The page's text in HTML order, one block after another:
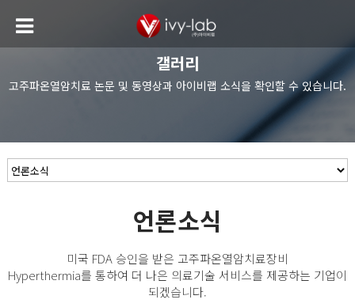
갤러리
고주파온열암치료 논문 및 동영상과 아이비랩 소식을 확인할 수 있습니다.
언론소식
미국 FDA 승인을 받은 고주파온열암치료장비
Hyperthermia를 통하여 더 나은 의료기술 서비스를 제공하는 기업이
되겠습니다.